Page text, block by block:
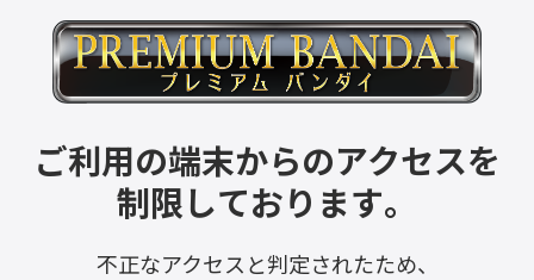
ご利用の端末からのアクセスを
制限しております。
不正なアクセスと判定されたため、